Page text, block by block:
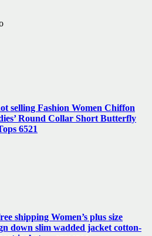
selling Fashion Women Chiffon
Round Collar Short Butterfly
6521
shipping Women’s plus size
down slim wadded jacket cotton-